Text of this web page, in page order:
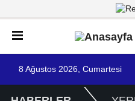
8 Ağustos 2026, Cumartesi